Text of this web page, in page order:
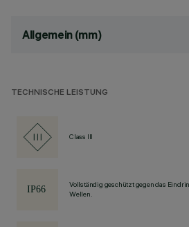
Allgemein (mm)
TECHNISCHE LEISTUNG
Class III
Vollständig geschützt gegen das
Wellen.